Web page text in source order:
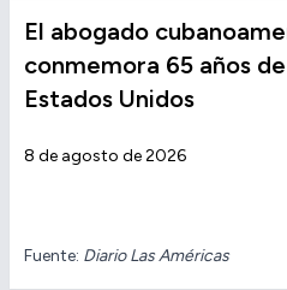
El abogado
conmemora 65 años
Estados Unidos
8 de agosto de 2026
Fuente: Diario Las Américas